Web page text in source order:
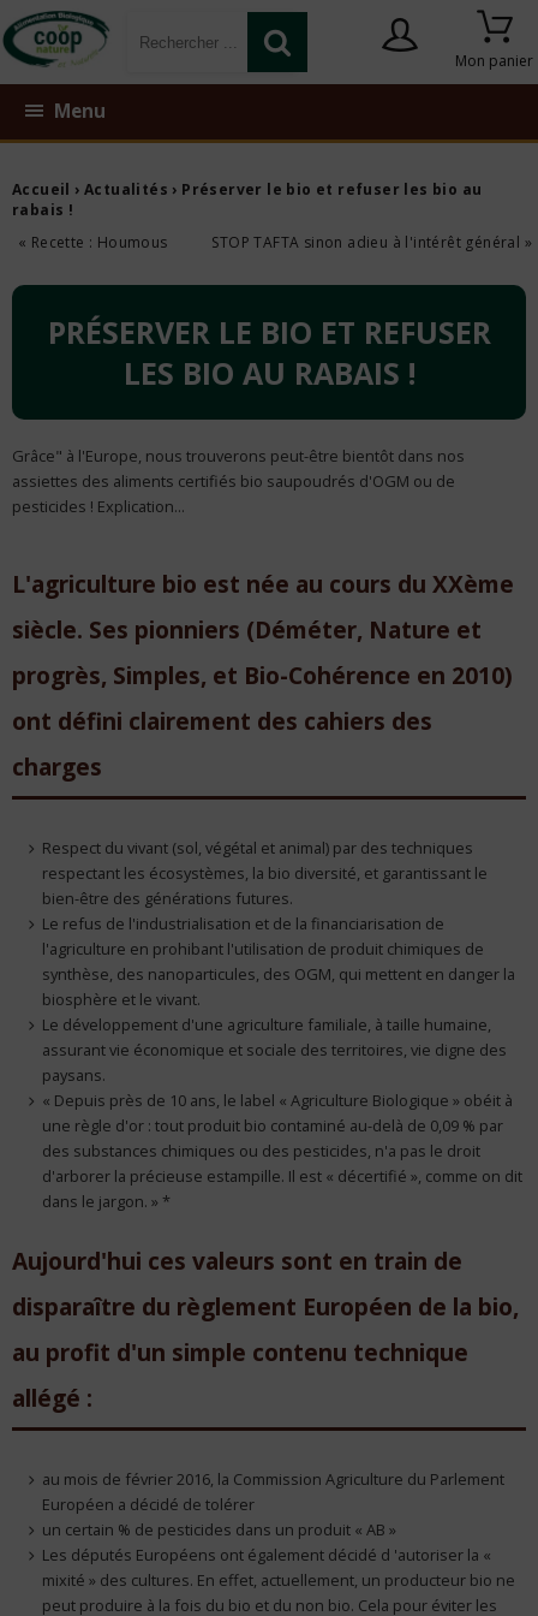
Mon panier
Menu
Accueil ›Actualités › Préserver le bio et refuser les bio au
rabais !
« Recette : Houmous
STOP TAFTA sinon adieu à l'intérêt général »
PRÉSERVER LE BIO ET REFUSER
LES BIO AU RABAIS !
Grâce" à l'Europe, nous trouverons peut-être bientôt dans nos
assiettes des aliments certifiés bio saupoudrés d'OGM ou de
pesticides ! Explication...
L'agriculture bio est née au cours du XXème
siècle. Ses pionniers (Déméter, Nature et
progrès, Simples, et Bio-Cohérence en 2010)
ont défini clairement des cahiers des
charges
Respect du vivant (sol, végétal et animal) par des techniques
respectant les écosystèmes, la bio diversité, et garantissant le
bien-être des générations futures.
Le refus de l'industrialisation et de la financiarisation de
l'agriculture en prohibant l'utilisation de produit chimiques de
synthèse, des nanoparticules, des OGM, qui mettent en danger la
biosphère et le vivant.
Le développement d'une agriculture familiale, à taille humaine,
assurant vie économique et sociale des territoires, vie digne des
paysans.
« Depuis près de 10 ans, le label « Agriculture Biologique » obéit à
une règle d'or : tout produit bio contaminé au-delà de 0,09 % par
des substances chimiques ou des pesticides, n'a pas le droit
d'arborer la précieuse estampille. Il est « décertifié », comme on dit
dans le jargon. » *
Aujourd'hui ces valeurs sont en train de
disparaître du règlement Européen de la bio,
au profit d'un simple contenu technique
allégé :
au mois de février 2016, la Commission Agriculture du Parlement
Européen a décidé de tolérer
un certain % de pesticides dans un produit « AB »
Les députés Européens ont également décidé d 'autoriser la «
mixité » des cultures. En effet, actuellement, un producteur bio ne
peut produire à la fois du bio et du non bio. Cela pour éviter les